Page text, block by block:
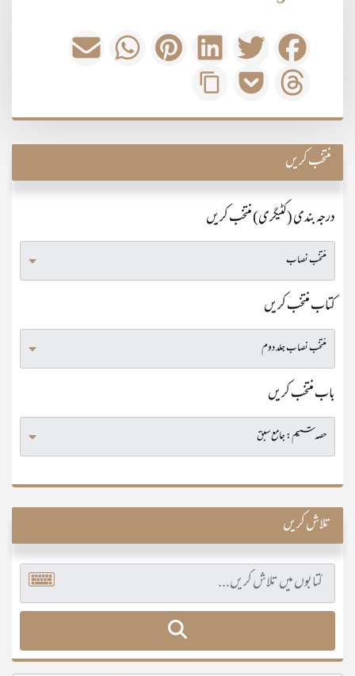
منتخب کریں
درجہ بندی (کٹیگری) منتخب کریں
کتاب منتخب کریں
باب منتخب کریں
تلاش کریں